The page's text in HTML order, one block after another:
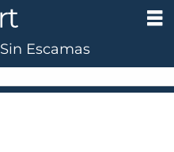
Sin Escamas